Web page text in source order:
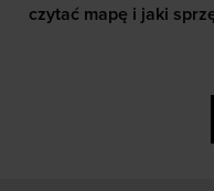
czytać mapę i jaki